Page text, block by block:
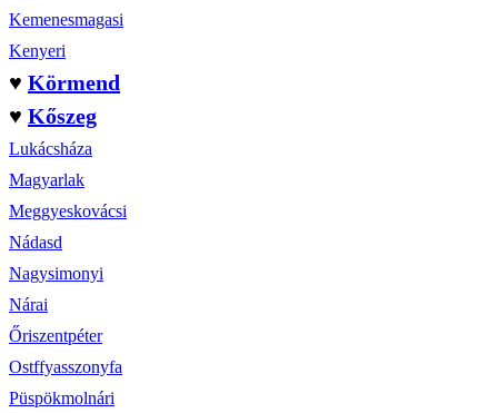
Kemenesmagasi
Kenyeri
♥ Körmend
♥ Kőszeg
Lukácsháza
Magyarlak
Meggyeskovácsi
Nádasd
Nagysimonyi
Nárai
Őriszentpéter
Ostffyasszonyfa
Püspökmolnári